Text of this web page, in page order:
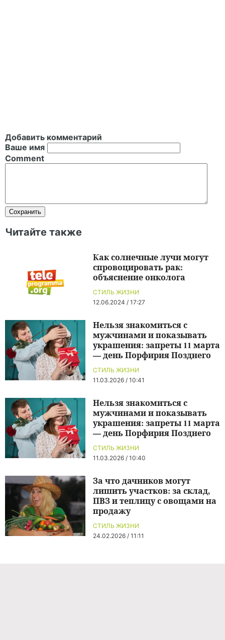
Добавить комментарий
Ваше имя
Comment
Читайте также
СТИЛЬ ЖИЗНИ
12.06.2024 / 17:27
Как солнечные лучи могут
спровоцировать рак:
объяснение онколога
СТИЛЬ ЖИЗНИ
11.03.2026 / 10:41
Нельзя знакомиться с
мужчинами и показывать
украшения: запреты 11 марта
— день Порфирия Позднего
СТИЛЬ ЖИЗНИ
11.03.2026 / 10:40
Нельзя знакомиться с
мужчинами и показывать
украшения: запреты 11 марта
— день Порфирия Позднего
СТИЛЬ ЖИЗНИ
24.02.2026 / 11:11
За что дачников могут
лишить участков: за склад,
ПВЗ и теплицу с овощами на
продажу